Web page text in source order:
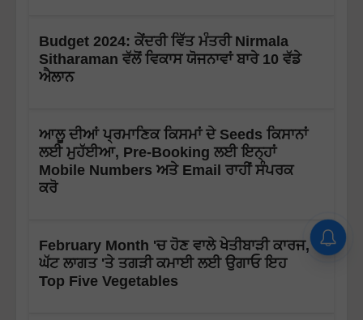
Budget 2024: ਕੇਂਦਰੀ ਵਿੱਤ ਮੰਤਰੀ Nirmala
Sitharaman ਵੱਲੋਂ ਵਿਕਾਸ ਯੋਜਨਾਵਾਂ ਬਾਰੇ 10 ਵੱਡੇ
ਐਲਾਨ
ਆਲੂ ਦੀਆਂ ਪ੍ਰਮਾਣਿਕ ਕਿਸਮਾਂ ਦੇ Seeds ਕਿਸਾਨਾਂ
ਲਈ ਮੁਹੱਈਆ, Pre-Booking ਲਈ ਇਨ੍ਹਾਂ
Mobile Numbers ਅਤੇ Email ਰਾਹੀਂ ਸੰਪਰਕ
ਕਰੋ
February Month 'ਚ ਹੋਣ ਵਾਲੇ ਖੇਤੀਬਾੜੀ ਕਾਰਜ,
ਘੱਟ ਲਾਗਤ 'ਤੇ ਤਗੜੀ ਕਮਾਈ ਲਈ ਉਗਾਓ ਇਹ
Top Five Vegetables